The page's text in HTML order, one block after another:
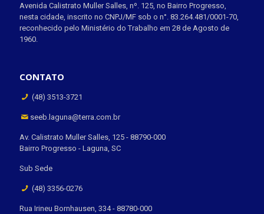
Avenida Calistrato Muller Salles, nº. 125, no Bairro Progresso,
nesta cidade, inscrito no CNPJ/MF sob o n°. 83.264.481/0001-70,
reconhecido pelo Ministério do Trabalho em 28 de Agosto de
1960.
CONTATO
(48) 3513-3721
seeb.laguna@terra.com.br
Av. Calistrato Muller Salles, 125 - 88790-000
Bairro Progresso - Laguna, SC
Sub Sede
(48) 3356-0276
Rua Irineu Bornhausen, 334 - 88780-000